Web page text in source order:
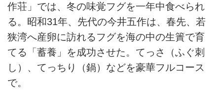
作荘」では、冬の味覚フグを一年中食べられ
る。昭和31年、先代の今井五作は、春先、若
狭湾へ産卵に訪れるフグを海の中の生簀で育
てる「蓄養」を成功させた。てっさ（ふぐ刺
し）、てっちり（鍋）などを豪華フルコース
で。